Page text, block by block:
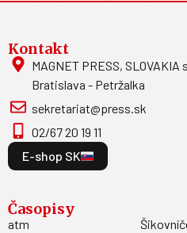
Kontakt
MAGNET PRESS,
Bratislava - Petržalka
sekretariat@press.sk
02/67 20 19 11
E-shop SK
Časopisy
atm